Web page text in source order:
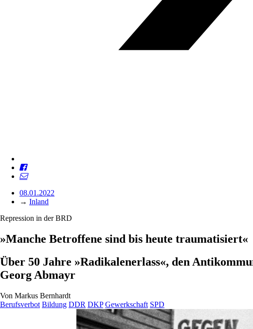
08.01.2022
→ Inland
Repression in der BRD
»Manche Betroffene sind bis heute traumatisiert«
Über 50 Jahre »Radikalenerlass«, den
Georg Abmayr
Von Markus Bernhardt
Berufsverbot Bildung DDR DKP Gewerkschaft SPD